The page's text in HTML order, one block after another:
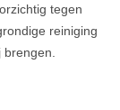
tegen
reiniging